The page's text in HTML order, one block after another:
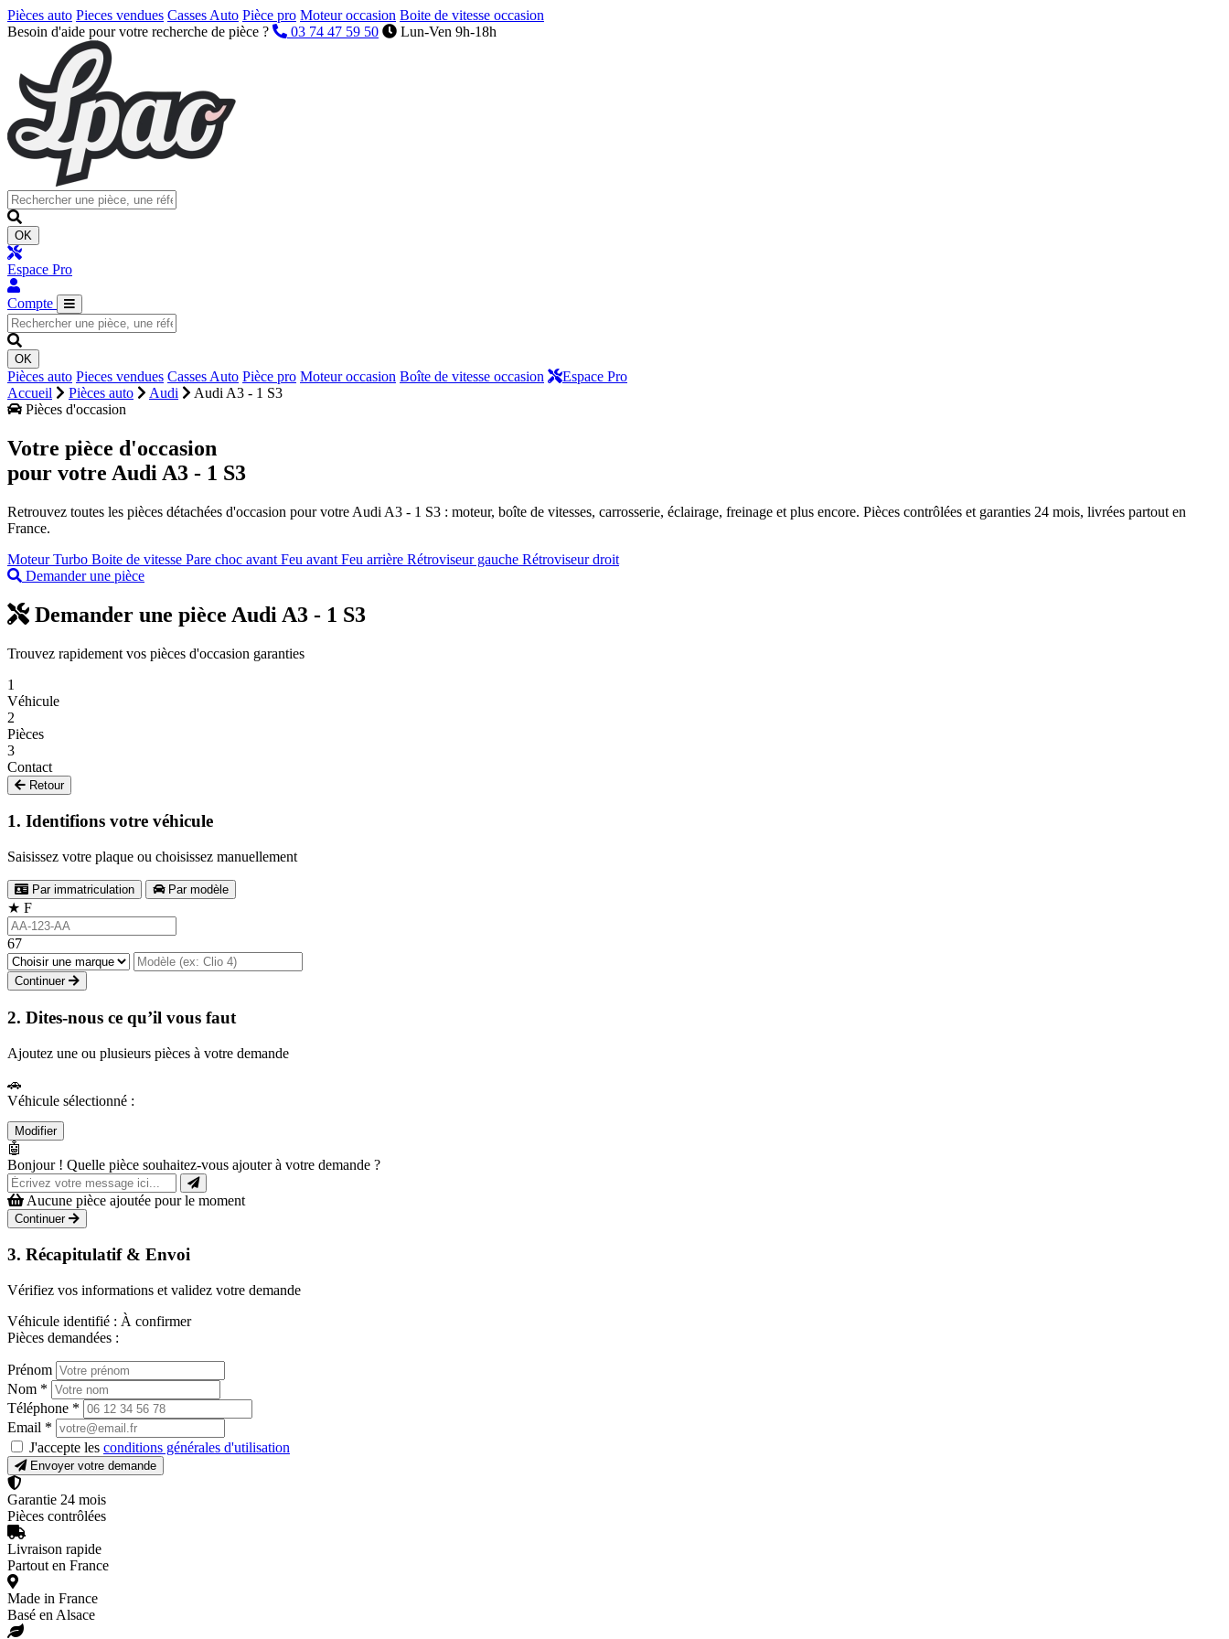
Pièces auto Pieces vendues Casses Auto Pièce pro Moteur occasion Boite de vitesse occasion
Besoin d'aide pour votre recherche de pièce ?
03 74 47 59 50 Lun-Ven 9h-18h
OK
Espace Pro
Compte
OK
Pièces auto Pieces vendues Casses Auto Pièce pro Moteur occasion Boîte de vitesse occasion
Espace Pro
Accueil
Pièces auto Audi
Audi A3 - 1 S3
Pièces d'occasion
Votre pièce d'occasion
pour votre Audi A3 - 1 S3
Retrouvez toutes les pièces détachées d'occasion pour votre Audi A3 - 1 S3 : moteur, boîte de vitesses, carrosserie, éclairage, freinage et plus encore. Pièces contrôlées et garanties 24 mois, livrées partout en
France.
MoteurTurbo Boite de vitesse Pare choc avant Feu avant Feu arrière Rétroviseur gauche Rétroviseur droit
Demander une pièce
Demander une pièce Audi A3 - 1 S3
Trouvez rapidement vos pièces d'occasion garanties
1
Véhicule
2
Pièces
3
Contact
Retour
1. Identifions votre véhicule
Saisissez votre plaque ou choisissez manuellement
Par immatriculation Par modèle
★ F
67
Continuer
2. Dites-nous ce qu’il vous faut
Ajoutez une ou plusieurs pièces à votre demande
🚗
Véhicule sélectionné :
Modifier
🤖
Bonjour ! Quelle pièce souhaitez-vous ajouter à votre demande ?
Aucune pièce ajoutée pour le moment
Continuer
3. Récapitulatif & Envoi
Vérifiez vos informations et validez votre demande
Véhicule identifié : À confirmer
Pièces demandées :
Prénom
Nom *
Téléphone *
Email *
J'accepte les conditions générales d'utilisation
Envoyer votre demande
Garantie 24 mois
Pièces contrôlées
Livraison rapide
Partout en France
Made in France
Basé en Alsace